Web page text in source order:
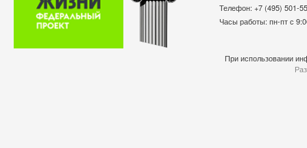
Телефон: +7 (495)
Часы работы: пн-пт с
При использовании